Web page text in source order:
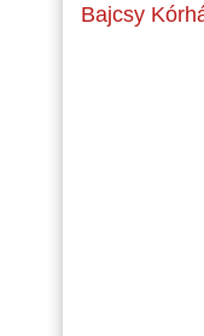
Bajcsy